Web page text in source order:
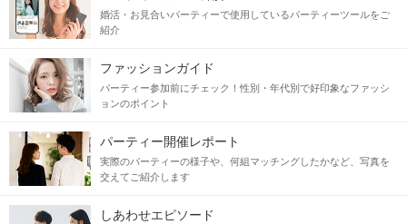
婚活・お見合いパーティーで使用しているパーティーツールをご
紹介
ファッションガイド
パーティー参加前にチェック！性別・年代別で好印象なファッシ
ョンのポイント
パーティー開催レポート
実際のパーティーの様子や、何組マッチングしたかなど、写真を
交えてご紹介します
しあわせエピソード